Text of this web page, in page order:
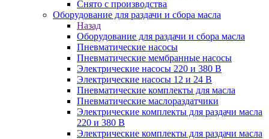
Снято с производства
Оборудование для раздачи и сбора масла
Назад
Оборудование для раздачи и сбора масла
Пневматические насосы
Пневматические мембранные насосы
Электрические насосы 220 и 380 В
Электрические насосы 12 и 24 В
Пневматические комплекты для масла
Пневматические маслораздатчики
Электрические комплекты для раздачи масла
220 и 380 В
Электрические комплекты для раздачи масла